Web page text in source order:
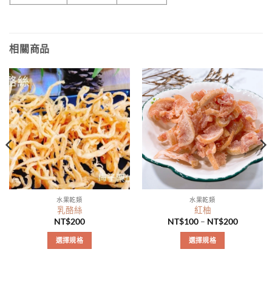
相關商品
水果乾類
乳酪絲
NT$200
選擇規格
水果乾類
紅柚
NT$100– NT$200
選擇規格